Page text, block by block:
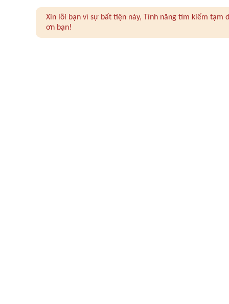
Xin lỗi bạn vì sự bất tiện này, Tính năng tìm kiếm
ơn bạn!